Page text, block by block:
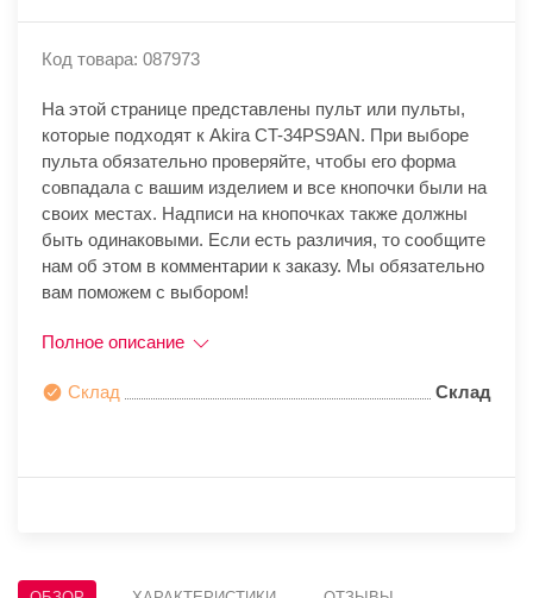
Код товара: 087973
На этой странице представлены пульт или пульты,
которые подходят к Akira CT-34PS9AN. При выборе
пульта обязательно проверяйте, чтобы его форма
совпадала с вашим изделием и все кнопочки были на
своих местах. Надписи на кнопочках также должны
быть одинаковыми. Если есть различия, то сообщите
нам об этом в комментарии к заказу. Мы обязательно
вам поможем с выбором!
Полное описание
Склад Склад